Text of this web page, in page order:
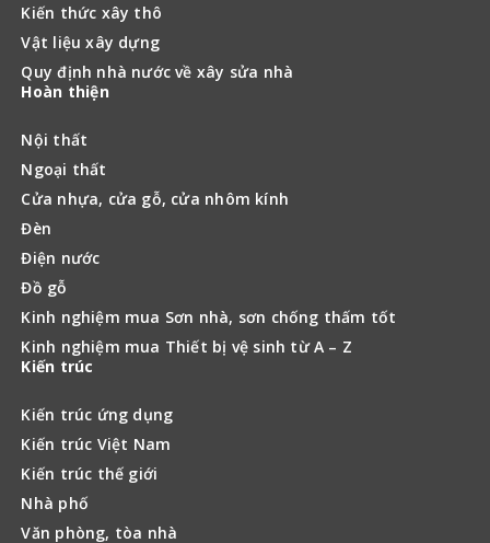
Kiến thức xây thô
Vật liệu xây dựng
Quy định nhà nước về xây sửa nhà
Hoàn thiện
Nội thất
Ngoại thất
Cửa nhựa, cửa gỗ, cửa nhôm kính
Đèn
Điện nước
Đồ gỗ
Kinh nghiệm mua Sơn nhà, sơn chống thấm tốt
Kinh nghiệm mua Thiết bị vệ sinh từ A – Z
Kiến trúc
Kiến trúc ứng dụng
Kiến trúc Việt Nam
Kiến trúc thế giới
Nhà phố
Văn phòng, tòa nhà